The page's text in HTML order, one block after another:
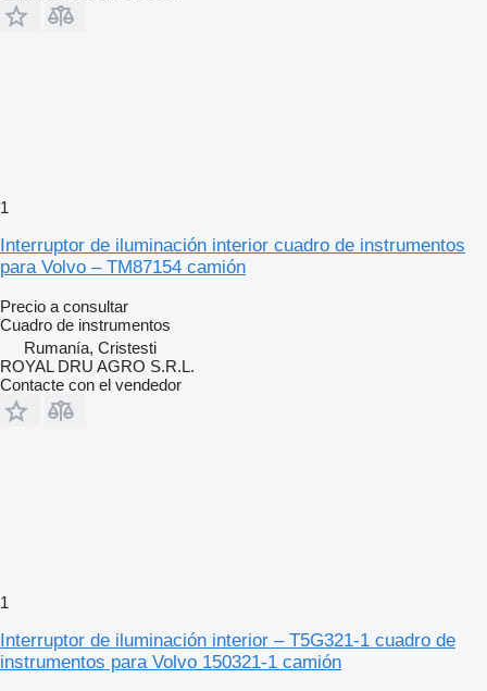
1
Interruptor de iluminación interior cuadro de instrumentos
para Volvo – TM87154 camión
Precio a consultar
Cuadro de instrumentos
Rumanía, Cristesti
ROYAL DRU AGRO S.R.L.
Contacte con el vendedor
1
Interruptor de iluminación interior – T5G321-1 cuadro de
instrumentos para Volvo 150321-1 camión